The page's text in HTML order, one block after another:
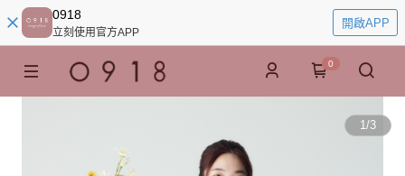
0918
立刻使用官方APP
開啟APP
0
1/3